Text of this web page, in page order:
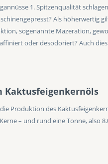
1. Spitzenqualität
Als höherwertig
sogenannte Mazeration,
oder desodoriert? Auch
Kaktusfeigenkernöls
Produktion des
– und rund eine Tonne, also